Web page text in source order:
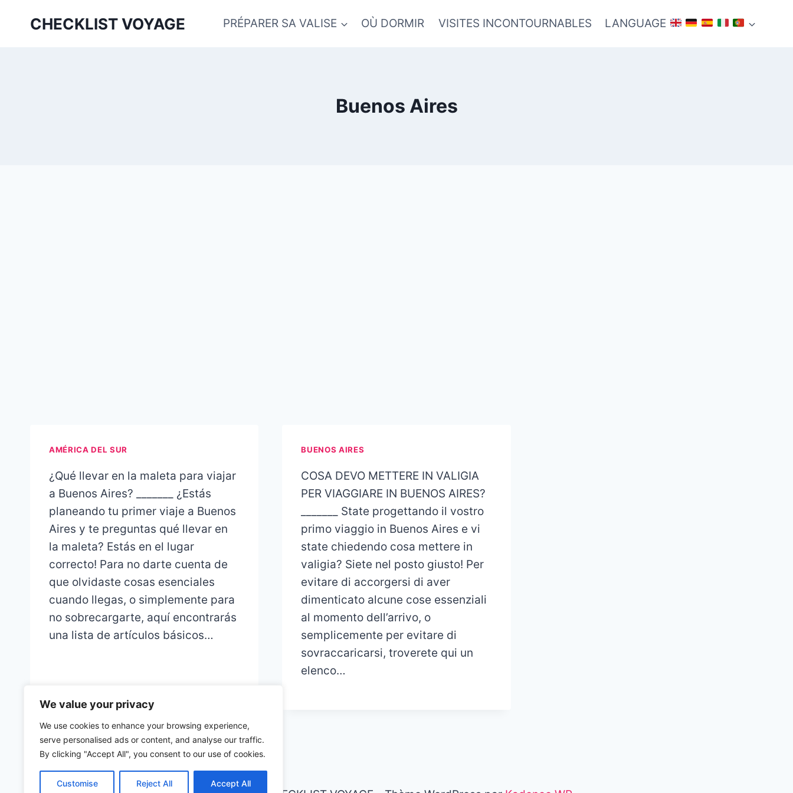
We value your privacy
We use cookies to enhance your browsing experience,
serve personalised ads or content, and analyse our traffic.
By clicking "Accept All", you consent to our use of cookies.
Customise Reject All Accept All
CHECKLIST VOYAGE PRÉPARER SA VALISE OÙ DORMIR VISITES INCONTOURNABLES LANGUAGE
Buenos Aires
AMÉRICA DEL SUR
¿Qué llevar en la maleta para viajar
a Buenos Aires? _______ ¿Estás
planeando tu primer viaje a Buenos
Aires y te preguntas qué llevar en
la maleta? Estás en el lugar
correcto! Para no darte cuenta de
que olvidaste cosas esenciales
cuando llegas, o simplemente para
no sobrecargarte, aquí encontrarás
una lista de artículos básicos…
BUENOS AIRES
COSA DEVO METTERE IN VALIGIA
PER VIAGGIARE IN BUENOS AIRES?
_______ State progettando il vostro
primo viaggio in Buenos Aires e vi
state chiedendo cosa mettere in
valigia? Siete nel posto giusto! Per
evitare di accorgersi di aver
dimenticato alcune cose essenziali
al momento dell’arrivo, o
semplicemente per evitare di
sovraccaricarsi, troverete qui un
elenco…